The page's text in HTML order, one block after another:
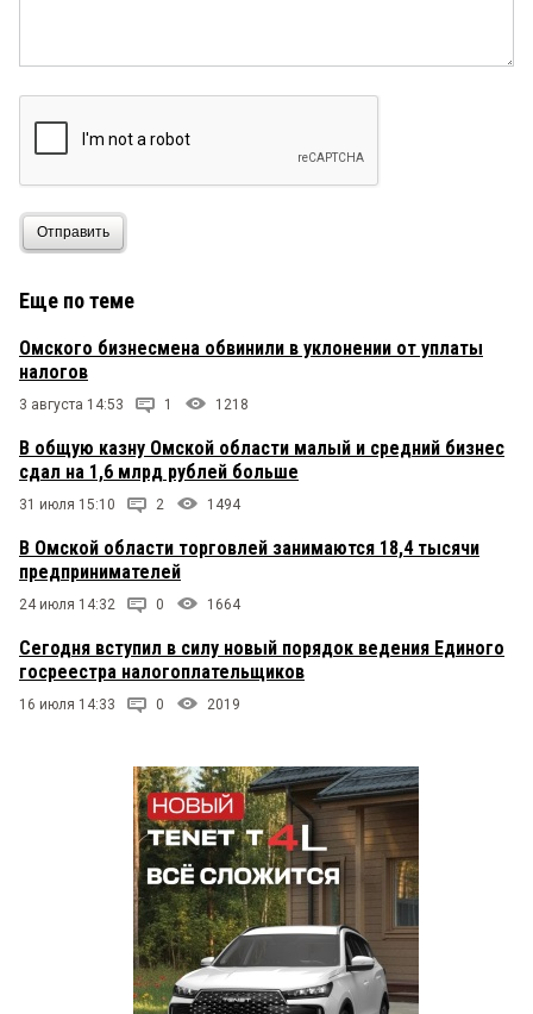
Отправить
Еще по теме
Омского бизнесмена обвинили в уклонении от уплаты
налогов
3 августа 14:53 1 1218
В общую казну Омской области малый и средний бизнес
сдал на 1,6 млрд рублей больше
31 июля 15:10 2 1494
В Омской области торговлей занимаются 18,4 тысячи
предпринимателей
24 июля 14:32 0 1664
Сегодня вступил в силу новый порядок ведения Единого
госреестра налогоплательщиков
16 июля 14:33 0 2019